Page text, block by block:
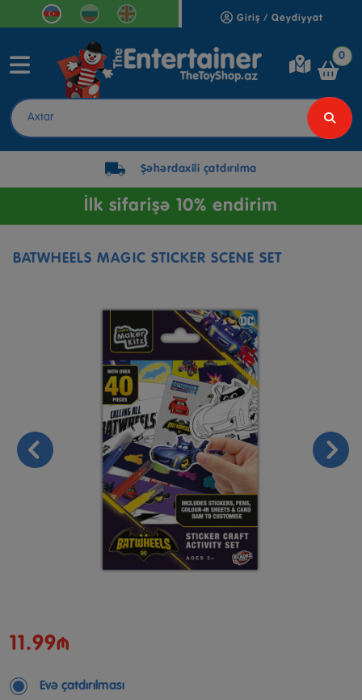
Giriş / Qeydiyyat
0
Şəhərdaxili çatdırılma
İlk sifarişə 10% endirim
BATWHEELS MAGIC STICKER SCENE SET
11.99₼
Evə çatdırılması